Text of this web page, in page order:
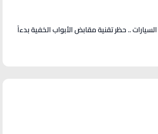
قرار صيني يهز صناعة السيارات .. حظر تقنية مقابض الأبواب الخفية بدءاً